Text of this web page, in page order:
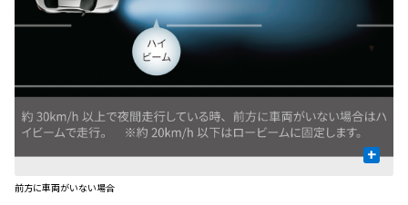
+
前方に車両がいない場合